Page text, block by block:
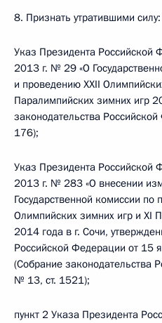
8. Признать утратившими силу:
Указ Президента Российской
2013 г. № 29 «О
и проведению XXII
Паралимпийских зимних игр
законодательства
176);
Указ Президента Российской
2013 г. № 283 «О внесении
Государственной комиссии по
Олимпийских зимних игр и XI
2014 года в г. Сочи,
Российской Федерации от 15
(Собрание законодательства
№ 13, ст. 1521);
пункт 2 Указа Президента